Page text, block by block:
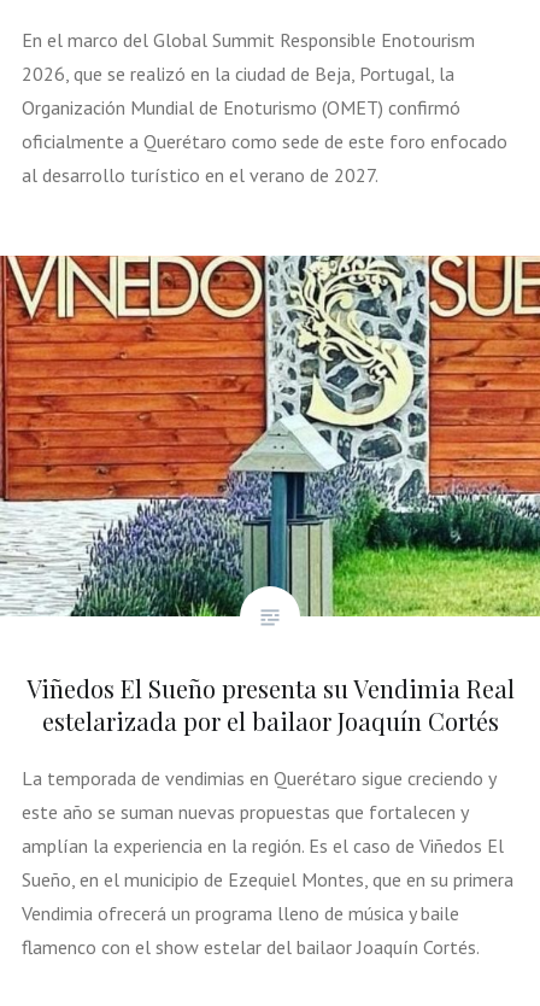
En el marco del Global Summit Responsible Enotourism
2026, que se realizó en la ciudad de Beja, Portugal, la
Organización Mundial de Enoturismo (OMET) confirmó
oficialmente a Querétaro como sede de este foro enfocado
al desarrollo turístico en el verano de 2027.
Viñedos El Sueño presenta su Vendimia Real
estelarizada por el bailaor Joaquín Cortés
La temporada de vendimias en Querétaro sigue creciendo y
este año se suman nuevas propuestas que fortalecen y
amplían la experiencia en la región. Es el caso de Viñedos El
Sueño, en el municipio de Ezequiel Montes, que en su primera
Vendimia ofrecerá un programa lleno de música y baile
flamenco con el show estelar del bailaor Joaquín Cortés.